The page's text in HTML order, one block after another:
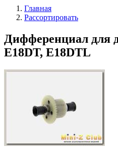
Главная
Рассортировать
Дифференциал для
E18DT, E18DTL